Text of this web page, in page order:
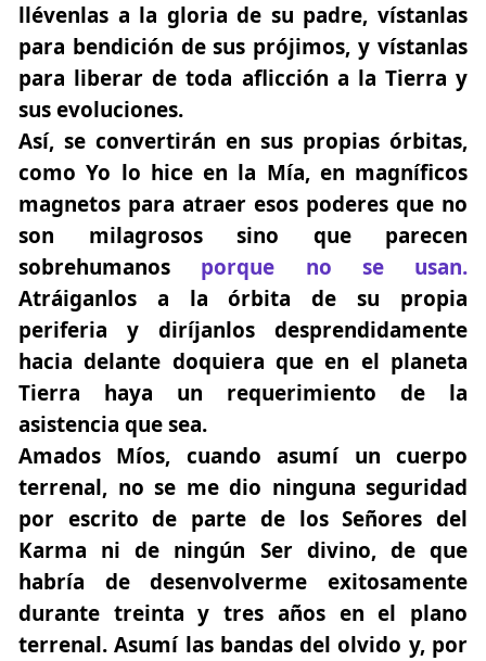
llévenlas a la gloria de su padre, vístanlas
para bendición de sus prójimos, y vístanlas
para liberar de toda aflicción a la Tierra y
sus evoluciones.
Así, se convertirán en sus propias órbitas,
como Yo lo hice en la Mía, en magníficos
magnetos para atraer esos poderes que no
son milagrosos sino que parecen
sobrehumanos porque no se usan.
Atráiganlos a la órbita de su propia
periferia y diríjanlos desprendidamente
hacia delante doquiera que en el planeta
Tierra haya un requerimiento de la
asistencia que sea.
Amados Míos, cuando asumí un cuerpo
terrenal, no se me dio ninguna seguridad
por escrito de parte de los Señores del
Karma ni de ningún Ser divino, de que
habría de desenvolverme exitosamente
durante treinta y tres años en el plano
terrenal. Asumí las bandas del olvido y, por